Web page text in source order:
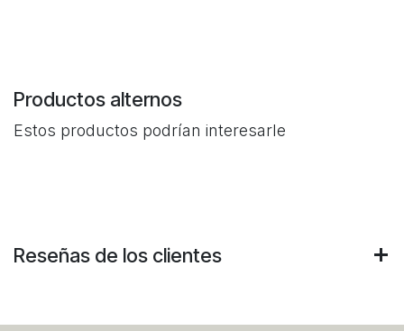
Productos alternos
Estos productos podrían interesarle
Reseñas de los clientes